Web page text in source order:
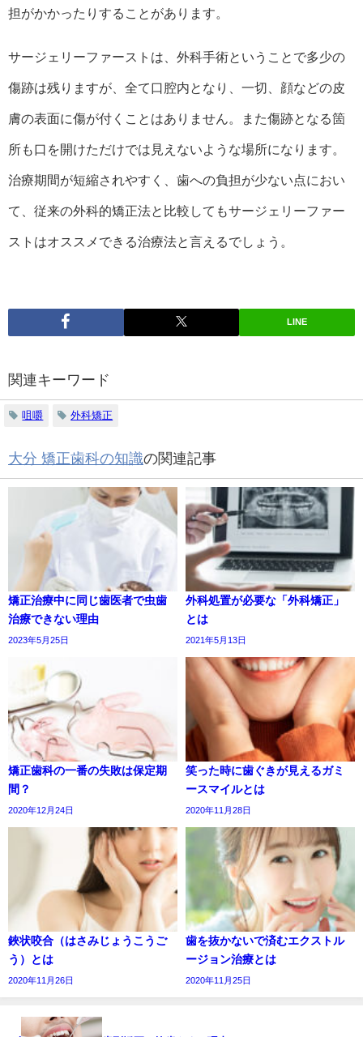
担がかかったりすることがあります。
サージェリーファーストは、外科手術ということで多少の
傷跡は残りますが、全て口腔内となり、一切、顔などの皮
膚の表面に傷が付くことはありません。また傷跡となる箇
所も口を開けただけでは見えないような場所になります。
治療期間が短縮されやすく、歯への負担が少ない点におい
て、従来の外科的矯正法と比較してもサージェリーファー
ストはオススメできる治療法と言えるでしょう。
LINE
関連キーワード
咀嚼 外科矯正
大分 矯正歯科の知識の関連記事
矯正治療中に同じ歯医者で虫歯
治療できない理由
2023年5月25日
外科処置が必要な「外科矯正」
とは
2021年5月13日
矯正歯科の一番の失敗は保定期
間？
2020年12月24日
笑った時に歯ぐきが見えるガミ
ースマイルとは
2020年11月28日
鋏状咬合（はさみじょうこうご
う）とは
2020年11月26日
歯を抜かないで済むエクストル
ージョン治療とは
2020年11月25日